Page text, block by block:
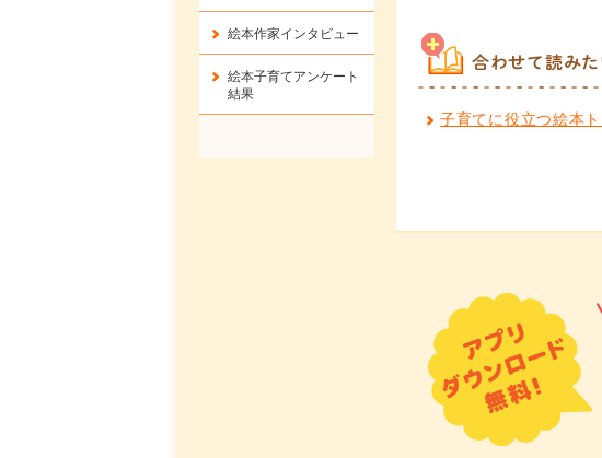
合わせて読みた
子育てに役立つ絵本
絵本作家インタビュー
絵本子育てアンケート
結果